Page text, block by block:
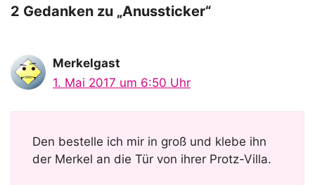
2 Gedanken zu „Anussticker“
Merkelgast
1. Mai 2017 um 6:50 Uhr
Den bestelle ich mir in groß und klebe ihn
der Merkel an die Tür von ihrer Protz-Villa.